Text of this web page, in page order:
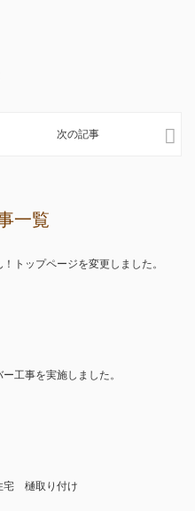
次の記事
一覧
トップページを変更しました。
工事を実施しました。
宅 樋取り付け